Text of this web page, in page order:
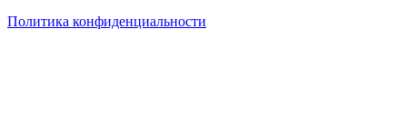
Политика конфиденциальности